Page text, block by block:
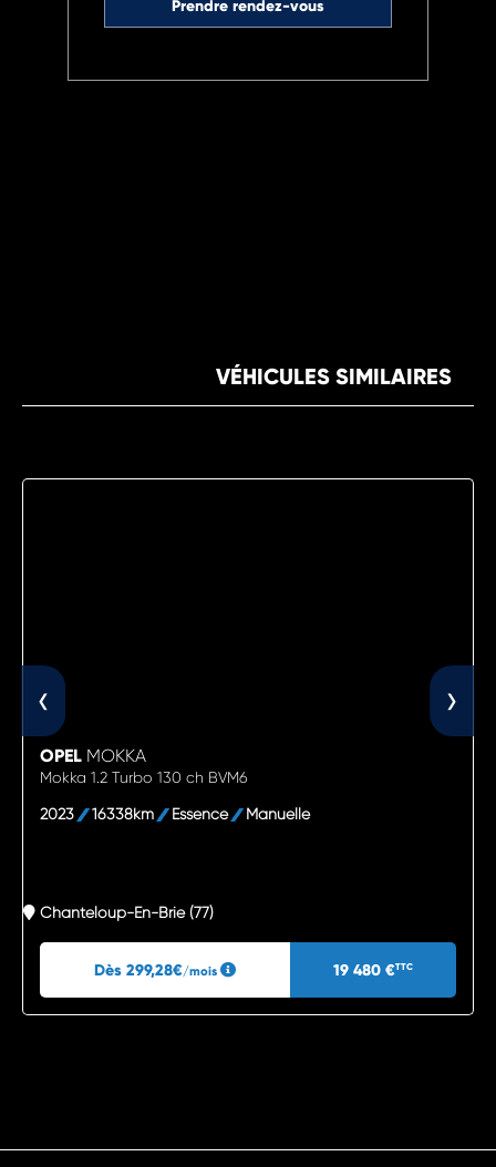
Prendre rendez-vous
VÉHICULES SIMILAIRES
OPEL MOKKA
Mokka 1.2 Turbo 130 ch BVM6
2023 16338km Essence Manuelle
Chanteloup-En-Brie (77)
Dès 299,28€/mois 19 480 €TTC
‹ ›